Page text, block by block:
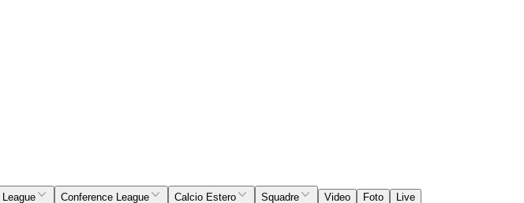
League Conference League Calcio Estero Squadre Video Foto
Live